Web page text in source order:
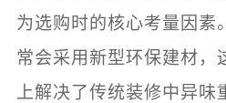
为选购时的核心考量因素
常会采用新型环保建材，
上解决了传统装修中异味